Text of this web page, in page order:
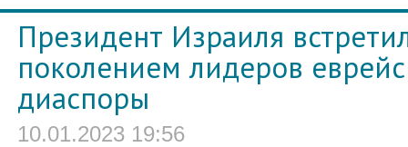
Президент Израиля
поколением лидеров
диаспоры
10.01.2023 19:56